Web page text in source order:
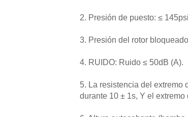
2. Presión de puesto: ≤
3. Presión del rotor
4. RUIDO: Ruido ≤ 50dB (A).
5. La resistencia del extremo
durante 10 ± 1s, Y el